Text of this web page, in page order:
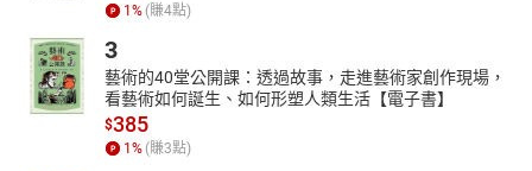
1% (賺4點)
3
藝術的40堂公開課：透過故事，走進藝術家創作現場，
看藝術如何誕生、如何形塑人類生活【電子書】
$385
1% (賺3點)